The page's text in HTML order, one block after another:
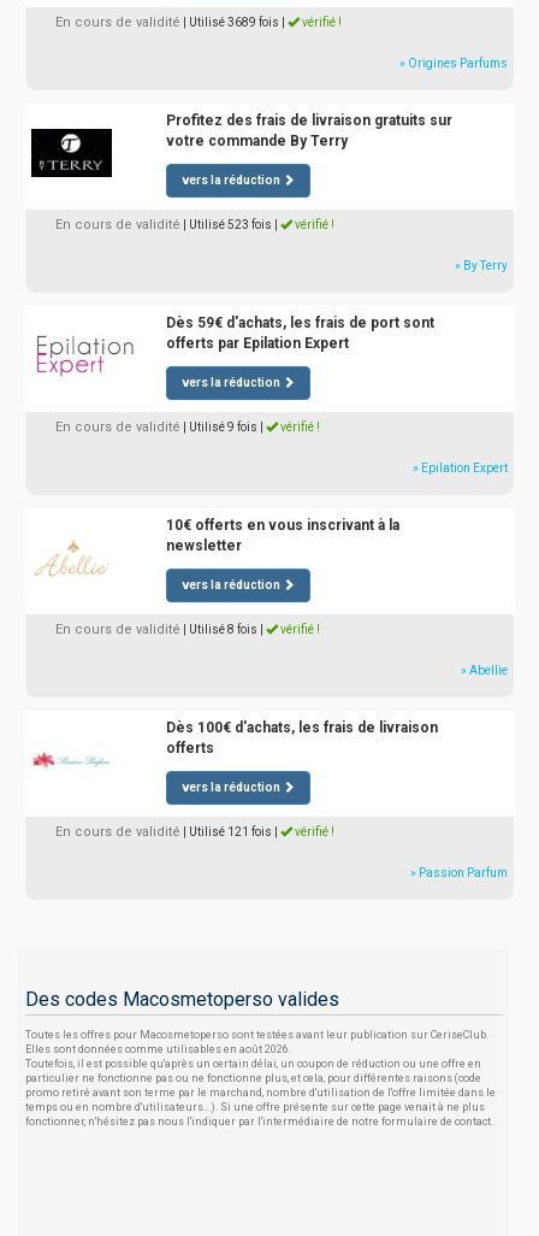
En cours de validité | Utilisé 3689 fois vérifié !
» Origines Parfums
Profitez des frais de livraison gratuits sur
votre commande By Terry
vers la réduction
En cours de validité | Utilisé 523 fois vérifié !
» By Terry
Dès 59€ d'achats, les frais de port sont
offerts par Epilation Expert
vers la réduction
En cours de validité | Utilisé 9 fois vérifié !
» Epilation Expert
10€ offerts en vous inscrivant à la
newsletter
vers la réduction
En cours de validité | Utilisé 8 fois vérifié !
» Abellie
Dès 100€ d'achats, les frais de livraison
offerts
vers la réduction
En cours de validité | Utilisé 121 fois vérifié !
» Passion Parfum
Des codes Macosmetoperso valides
Toutes les offres pour Macosmetoperso sont testées avant leur publication sur CeriseClub.
Elles sont données comme utilisables en août 2026.
Toutefois, il est possible qu'après un certain délai, un coupon de réduction ou une offre en
particulier ne fonctionne pas ou ne fonctionne plus, et cela, pour différentes raisons (code
promo retiré avant son terme par le marchand, nombre d'utilisation de l'offre limitée dans le
temps ou en nombre d'utilisateurs...). Si une offre présente sur cette page venait à ne plus
fonctionner, n'hésitez pas nous l'indiquer par l'intermédiaire de notre formulaire de contact.